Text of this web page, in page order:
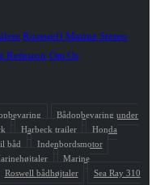
Rosswell Marine Stereo
Refusion Om Os
Bådopbevaring under
Harbeck trailer
Honda
båd
Indenbordsmotor
Marine
Roswell bådhøjtaler
Sea Ray 310